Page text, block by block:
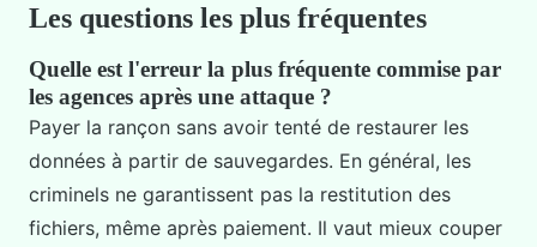
Les questions les plus fréquentes
Quelle est l'erreur la plus fréquente commise par
les agences après une attaque ?
Payer la rançon sans avoir tenté de restaurer les
données à partir de sauvegardes. En général, les
criminels ne garantissent pas la restitution des
fichiers, même après paiement. Il vaut mieux couper